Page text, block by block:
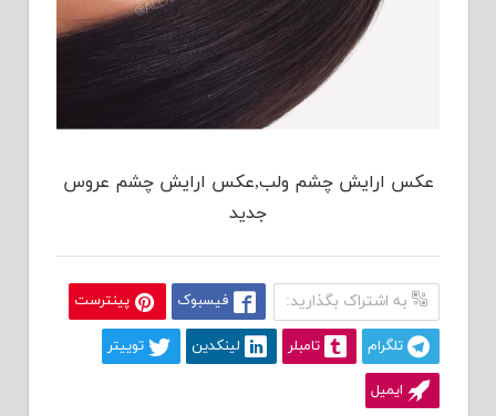
عکس ارایش چشم ولب,عکس ارایش چشم عروس
جدید
به اشتراک بگذارید: فیسبوک پینترست
تلگرام تامبلر لینکدین توییتر
ایمیل